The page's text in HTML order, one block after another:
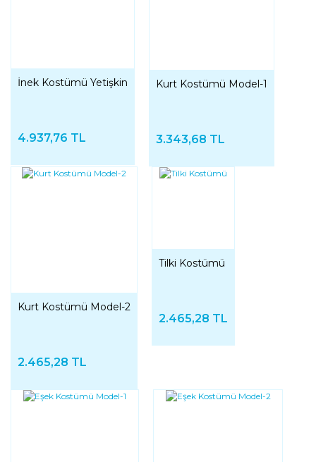
İnek Kostümü Yetişkin
4.937,76 TL
Kurt Kostümü Model-1
3.343,68 TL
Kurt Kostümü Model-2
2.465,28 TL
Tilki Kostümü
2.465,28 TL